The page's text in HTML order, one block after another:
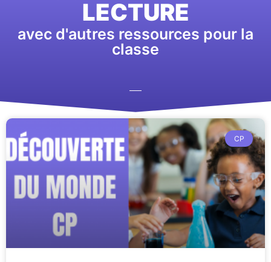
LECTURE
avec d'autres ressources pour la
classe
CP